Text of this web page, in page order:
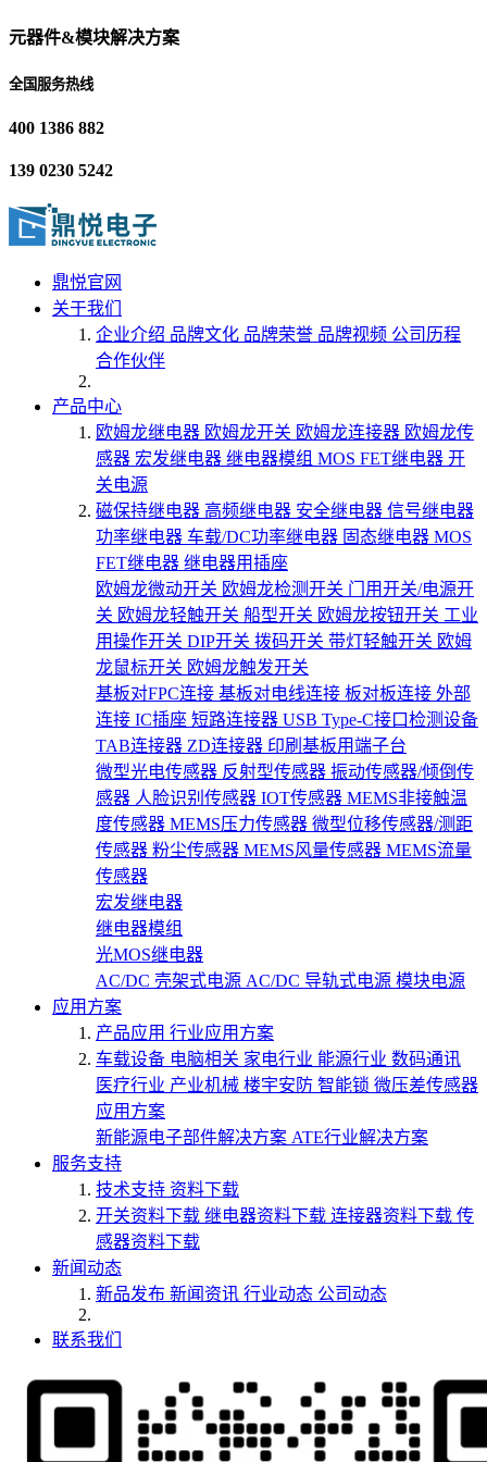
元器件&模块解决方案
全国服务热线
400 1386 882
139 0230 5242
鼎悦官网
关于我们
企业介绍 品牌文化 品牌荣誉 品牌视频 公司历程
合作伙伴
产品中心
欧姆龙继电器 欧姆龙开关 欧姆龙连接器 欧姆龙传
感器 宏发继电器 继电器模组 MOS FET继电器 开
关电源
磁保持继电器 高频继电器 安全继电器 信号继电器
功率继电器 车载/DC功率继电器 固态继电器 MOS
FET继电器 继电器用插座
欧姆龙微动开关 欧姆龙检测开关 门用开关/电源开
关 欧姆龙轻触开关 船型开关 欧姆龙按钮开关 工业
用操作开关 DIP开关 拨码开关 带灯轻触开关 欧姆
龙鼠标开关 欧姆龙触发开关
基板对FPC连接 基板对电线连接 板对板连接 外部
连接 IC插座 短路连接器 USB Type-C接口检测设备
TAB连接器 ZD连接器 印刷基板用端子台
微型光电传感器 反射型传感器 振动传感器/倾倒传
感器 人脸识别传感器 IOT传感器 MEMS非接触温
度传感器 MEMS压力传感器 微型位移传感器/测距
传感器 粉尘传感器 MEMS风量传感器 MEMS流量
传感器
宏发继电器
继电器模组
光MOS继电器
AC/DC 壳架式电源 AC/DC 导轨式电源 模块电源
应用方案
产品应用 行业应用方案
车载设备 电脑相关 家电行业 能源行业 数码通讯
医疗行业 产业机械 楼宇安防 智能锁 微压差传感器
应用方案
新能源电子部件解决方案 ATE行业解决方案
服务支持
技术支持 资料下载
开关资料下载 继电器资料下载 连接器资料下载 传
感器资料下载
新闻动态
新品发布 新闻资讯 行业动态 公司动态
联系我们